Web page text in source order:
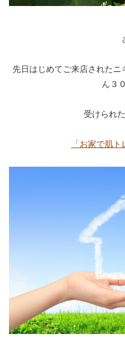
先日はじめてご来店されたニ
ん３
受けられ
「お家で肌ト